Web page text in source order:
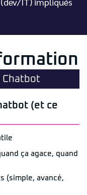
Chatbot
(et ce
ça agace, quand
(simple, avancé,